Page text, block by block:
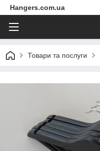
Hangers.com.ua
Товари та послуги